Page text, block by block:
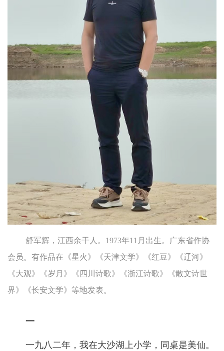
舒军辉，江西余干人。1973年11月出生。广东省作协
会员。有作品在《星火》《天津文学》《红豆》《辽河》
《大观》《岁月》《四川诗歌》《浙江诗歌》《散文诗世
界》《长安文学》等地发表。
一
一九八二年，我在大沙湖上小学，同桌是美仙。